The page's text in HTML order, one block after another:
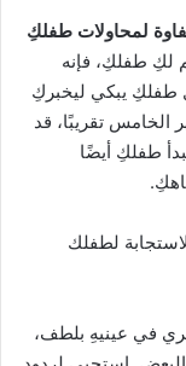
لمحاولات طفلكِ
لكِ طفلكِ، فإنه
طفلكِ يبكي ليخبركِ
الخامس تقريبًا، قد
طفلكِ أيضًا
لطفلك
في عينيهِ بلطف،